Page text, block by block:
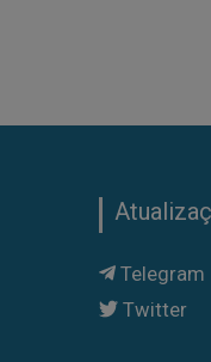
Telegram
Twitter